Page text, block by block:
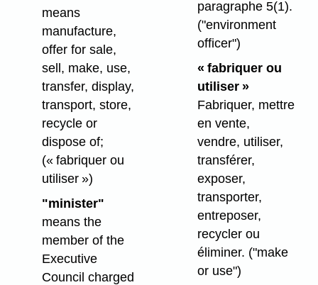
means
manufacture,
offer for sale,
sell, make, use,
transfer, display,
transport, store,
recycle or
dispose of;
(« fabriquer ou
utiliser »)
"minister"
means the
member of the
Executive
Council charged
paragraphe 5(1).
("environment
officer")
« fabriquer ou
utiliser »
Fabriquer, mettre
en vente,
vendre, utiliser,
transférer,
exposer,
transporter,
entreposer,
recycler ou
éliminer. ("make
or use")